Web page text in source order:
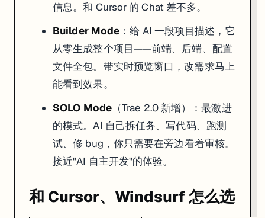
信息。和 Cursor 的 Chat 差不多。
Builder Mode ：给 AI 一段项目描述，它
从零生成整个项目——前端、后端、配置
文件全包。带实时预览窗口，改需求马上
能看到效果。
SOLO Mode（Trae 2.0 新增）：最激进
的模式。AI 自己拆任务、写代码、跑测
试、修 bug，你只需要在旁边看着审核。
接近"AI 自主开发"的体验。
和 Cursor、Windsurf 怎么选